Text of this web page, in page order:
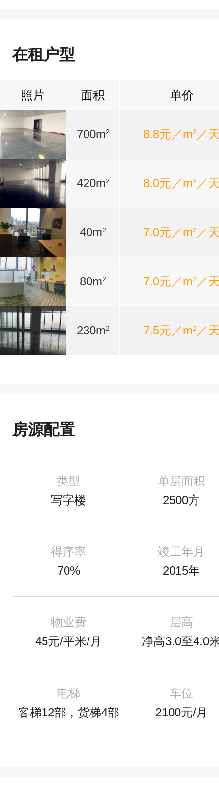
在租户型
照片 面积 单价
700m2 8.8元／m2 ／
420m2 8.0元／m2 ／
40m2 7.0元／m2 ／
80m2 7.0元／m2 ／
230m2 7.5元／m2 ／
房源配置
类型
写字楼
单层面积
2500方
得序率
70%
竣工年月
2015年
物业费
45元/平米/月
层高
净高3.0至4.0
电梯
客梯12部，货梯4部
车位
2100元/月